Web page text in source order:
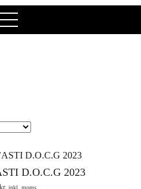
open
menu
D.O.C.G 2023
inkl. moms